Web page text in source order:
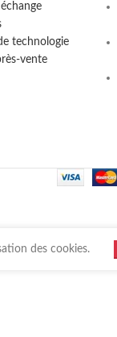
technologie
vente
des cookies.